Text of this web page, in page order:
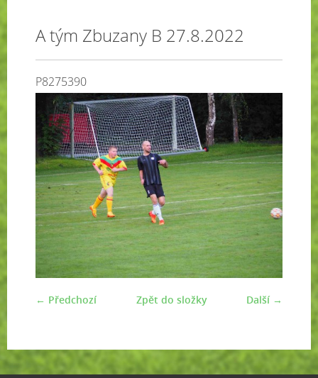
A tým Zbuzany B 27.8.2022
P8275390
← Předchozí Další →
Zpět do složky